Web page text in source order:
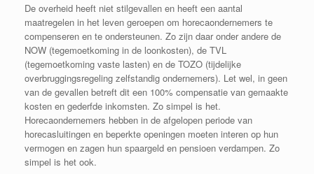
De overheid heeft niet stilgevallen en heeft een aantal
maatregelen in het leven geroepen om horecaondernemers te
compenseren en te ondersteunen. Zo zijn daar onder andere de
NOW (tegemoetkoming in de loonkosten), de TVL
(tegemoetkoming vaste lasten) en de TOZO (tijdelijke
overbruggingsregeling zelfstandig ondernemers). Let wel, in geen
van de gevallen betreft dit een 100% compensatie van gemaakte
kosten en gederfde inkomsten. Zo simpel is het.
Horecaondernemers hebben in de afgelopen periode van
horecasluitingen en beperkte openingen moeten interen op hun
vermogen en zagen hun spaargeld en pensioen verdampen. Zo
simpel is het ook.